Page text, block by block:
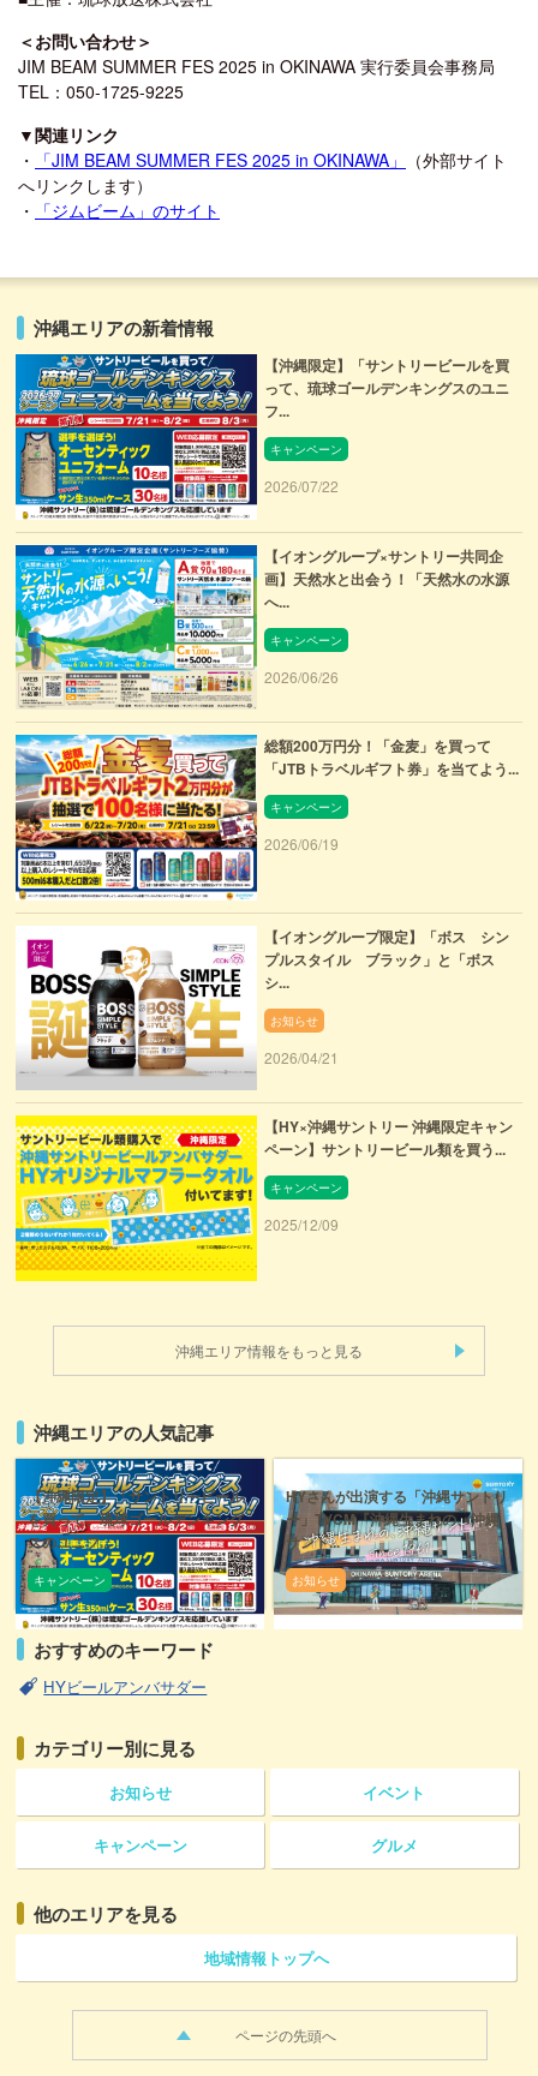
＜お問い合わせ＞
JIM BEAM SUMMER FES 2025 in OKINAWA 実行委員会事務局
TEL：050-1725-9225
▼関連リンク
・
「JIM BEAM SUMMER FES 2025 in OKINAWA」
（外部サイト
へリンクします）
・
「ジムビーム」のサイト
沖縄エリアの新着情報
【沖縄限定】「サントリービールを買
って、琉球ゴールデンキングスのユニ
フ...
キャンペーン
2026/07/22
【イオングループ×サントリー共同企
画】天然水と出会う！「天然水の水源
へ...
キャンペーン
2026/06/26
総額200万円分！「金麦」を買って
「JTBトラベルギフト券」を当てよう...
キャンペーン
2026/06/19
【イオングループ限定】「ボス シン
プルスタイル ブラック」と「ボス
シ...
お知らせ
2026/04/21
【HY×沖縄サントリー 沖縄限定キャン
ペーン】サントリービール類を買う...
キャンペーン
2025/12/09
沖縄エリア情報をもっと見る
沖縄エリアの人気記事
【沖縄限定】「サントリービール
を買って、琉球ゴールデンキング
スのユニフ...
キャンペーン
HYさんが出演する「沖縄サントリ
ー」TVCM『沖縄生まれの、沖縄
サント...
お知らせ
おすすめのキーワード
HYビールアンバサダー
カテゴリー別に見る
お知らせ イベント
キャンペーン グルメ
他のエリアを見る
地域情報トップへ
ページの先頭へ